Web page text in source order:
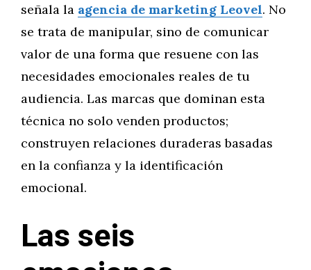
señala la agencia de marketing Leovel. No
se trata de manipular, sino de comunicar
valor de una forma que resuene con las
necesidades emocionales reales de tu
audiencia. Las marcas que dominan esta
técnica no solo venden productos;
construyen relaciones duraderas basadas
en la confianza y la identificación
emocional.
Las seis